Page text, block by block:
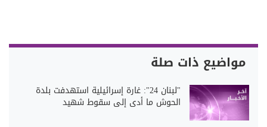
مواضيع ذات صلة
"لبنان 24": غارة إسرائيلية استهدفت بلدة
الحوش ما أدى إلى سقوط شهيد